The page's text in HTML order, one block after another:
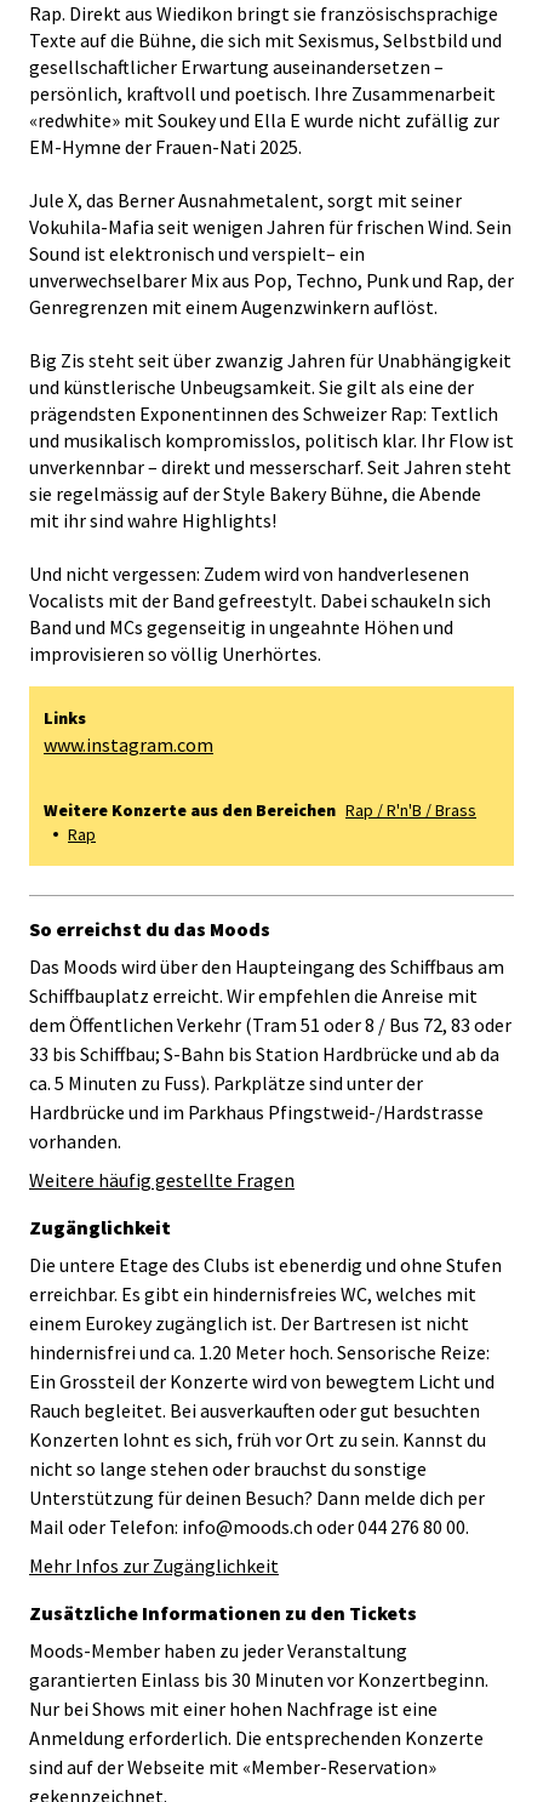
Rap. Direkt aus Wiedikon bringt sie französischsprachige
Texte auf die Bühne, die sich mit Sexismus, Selbstbild und
gesellschaftlicher Erwartung auseinandersetzen –
persönlich, kraftvoll und poetisch. Ihre Zusammenarbeit
«redwhite» mit Soukey und Ella E wurde nicht zufällig zur
EM-Hymne der Frauen-Nati 2025.
Jule X, das Berner Ausnahmetalent, sorgt mit seiner
Vokuhila-Mafia seit wenigen Jahren für frischen Wind. Sein
Sound ist elektronisch und verspielt– ein
unverwechselbarer Mix aus Pop, Techno, Punk und Rap, der
Genregrenzen mit einem Augenzwinkern auflöst.
Big Zis steht seit über zwanzig Jahren für Unabhängigkeit
und künstlerische Unbeugsamkeit. Sie gilt als eine der
prägendsten Exponentinnen des Schweizer Rap: Textlich
und musikalisch kompromisslos, politisch klar. Ihr Flow ist
unverkennbar – direkt und messerscharf. Seit Jahren steht
sie regelmässig auf der Style Bakery Bühne, die Abende
mit ihr sind wahre Highlights!
Und nicht vergessen: Zudem wird von handverlesenen
Vocalists mit der Band gefreestylt. Dabei schaukeln sich
Band und MCs gegenseitig in ungeahnte Höhen und
improvisieren so völlig Unerhörtes.
Links
www.instagram.com
Weitere Konzerte aus den Bereichen Rap / R'n'B / Brass
Rap
So erreichst du das Moods
Das Moods wird über den Haupteingang des Schiffbaus am
Schiffbauplatz erreicht. Wir empfehlen die Anreise mit
dem Öffentlichen Verkehr (Tram 51 oder 8 / Bus 72, 83 oder
33 bis Schiffbau; S-Bahn bis Station Hardbrücke und ab da
ca. 5 Minuten zu Fuss). Parkplätze sind unter der
Hardbrücke und im Parkhaus Pfingstweid-/Hardstrasse
vorhanden.
Weitere häufig gestellte Fragen
Zugänglichkeit
Die untere Etage des Clubs ist ebenerdig und ohne Stufen
erreichbar. Es gibt ein hindernisfreies WC, welches mit
einem Eurokey zugänglich ist. Der Bartresen ist nicht
hindernisfrei und ca. 1.20 Meter hoch. Sensorische Reize:
Ein Grossteil der Konzerte wird von bewegtem Licht und
Rauch begleitet. Bei ausverkauften oder gut besuchten
Konzerten lohnt es sich, früh vor Ort zu sein. Kannst du
nicht so lange stehen oder brauchst du sonstige
Unterstützung für deinen Besuch? Dann melde dich per
Mail oder Telefon: info@moods.ch oder 044 276 80 00.
Mehr Infos zur Zugänglichkeit
Zusätzliche Informationen zu den Tickets
Moods-Member haben zu jeder Veranstaltung
garantierten Einlass bis 30 Minuten vor Konzertbeginn.
Nur bei Shows mit einer hohen Nachfrage ist eine
Anmeldung erforderlich. Die entsprechenden Konzerte
sind auf der Webseite mit «Member-Reservation»
gekennzeichnet.